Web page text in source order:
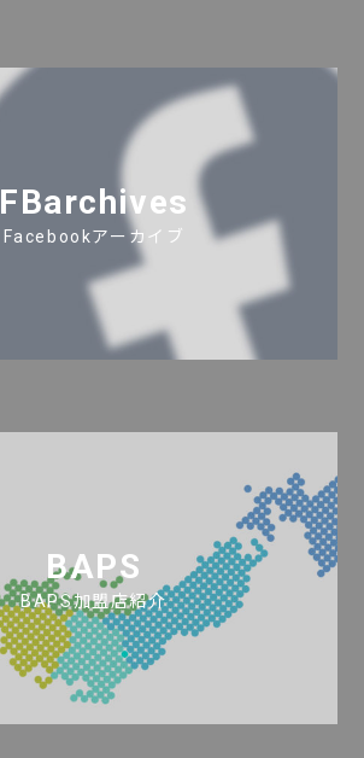
FBarchives
Facebookアーカイブ
BAPS
BAPS加盟店紹介